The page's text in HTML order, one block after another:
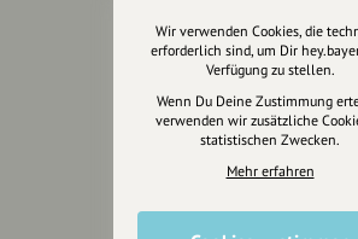
Wir verwenden Cookies, die
erforderlich sind, um Dir
Verfügung zu stellen.
Wenn Du Deine Zustimmung
verwenden wir zusätzliche
statistischen Zwecken.
Mehr erfahren